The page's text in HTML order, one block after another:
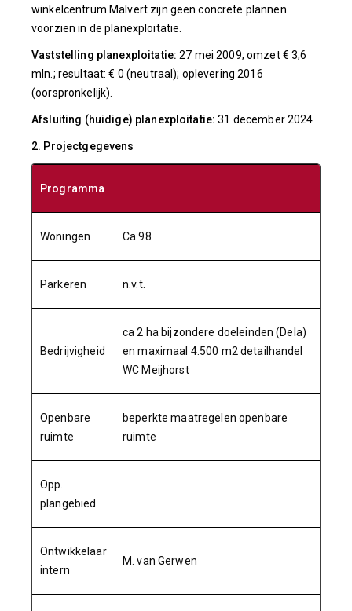
winkelcentrum Malvert zijn geen concrete plannen
voorzien in de planexploitatie.
Vaststelling planexploitatie: 27 mei 2009; omzet € 3,6
mln.; resultaat: € 0 (neutraal); oplevering 2016
(oorspronkelijk).
Afsluiting (huidige) planexploitatie: 31 december 2024
2. Projectgegevens
Programma
Woningen Ca 98
Parkeren n.v.t.
Bedrijvigheid
ca 2 ha bijzondere doeleinden (Dela)
en maximaal 4.500 m2 detailhandel
WC Meijhorst
Openbare
ruimte
beperkte maatregelen openbare
ruimte
Opp.
plangebied
Ontwikkelaar
intern
M. van Gerwen